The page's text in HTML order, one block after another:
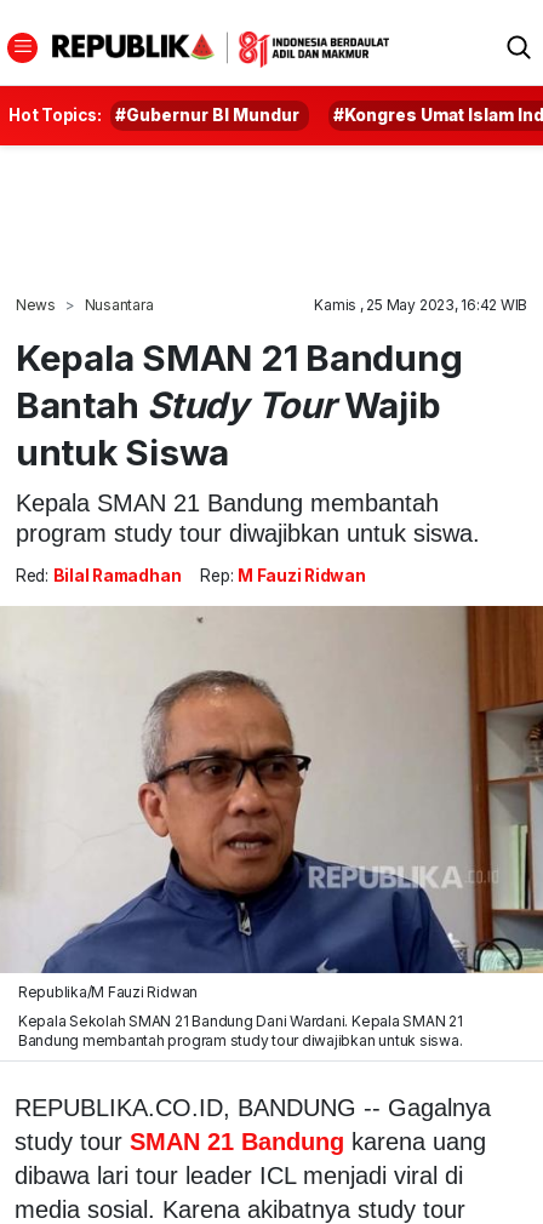
Hot Topics: #Gubernur BI Mundur #Kongres Umat Islam
News Nusantara Kamis , 25 May 2023, 16:42 WIB
Kepala SMAN 21 Bandung
Bantah Study TourWajib
untuk Siswa
Kepala SMAN 21 Bandung membantah
program study tour diwajibkan untuk siswa.
Red: Bilal Ramadhan Rep: M Fauzi Ridwan
Republika/M Fauzi Ridwan
Kepala Sekolah SMAN 21 Bandung Dani Wardani. Kepala SMAN 21
Bandung membantah program study tour diwajibkan untuk siswa.
REPUBLIKA.CO.ID, BANDUNG -- Gagalnya
study tour SMAN 21 Bandung karena uang
dibawa lari tour leader ICL menjadi viral di
media sosial. Karena akibatnya study tour